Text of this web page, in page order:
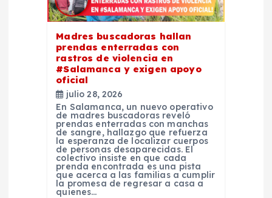
Madres buscadoras hallan
prendas enterradas con
rastros de violencia en
#Salamanca y exigen apoyo
oficial
julio 28, 2026
En Salamanca, un nuevo operativo
de madres buscadoras reveló
prendas enterradas con manchas
de sangre, hallazgo que refuerza
la esperanza de localizar cuerpos
de personas desaparecidas. El
colectivo insiste en que cada
prenda encontrada es una pista
que acerca a las familias a cumplir
la promesa de regresar a casa a
quienes…